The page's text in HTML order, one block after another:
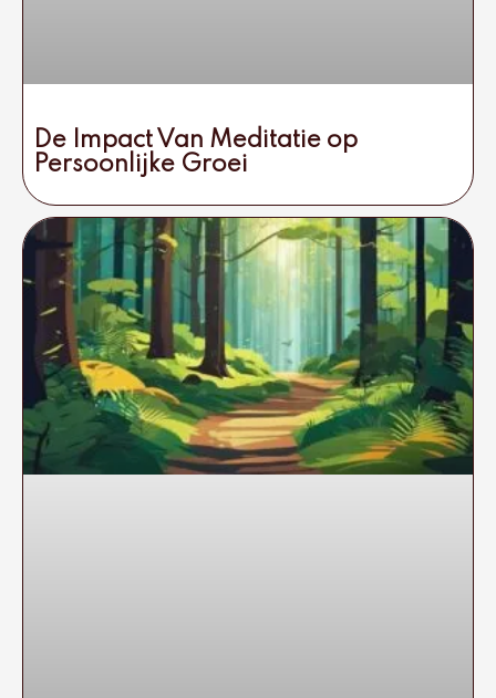
De Impact Van Meditatie op
Persoonlijke Groei